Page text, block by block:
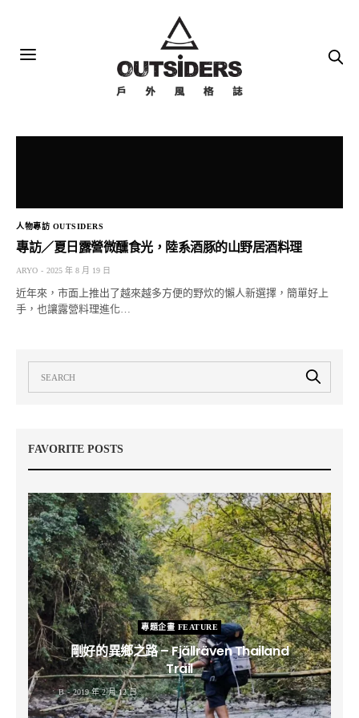
人物專訪 OUTSIDERS
專訪／夏日露營微醺食光，陸系酒豚的山野居酒料理
ARYO 2025 年 8 月 19 日
近年來，市面上推出了越來越多方便的野炊的懶人新選擇，簡單好上
手，也讓露營料理進化…
FAVORITE POSTS
專題企畫 FEATURE
剛好的異鄉之路 – Fjällräven Thailand
Trail
B 2019 年 2 月 12 日